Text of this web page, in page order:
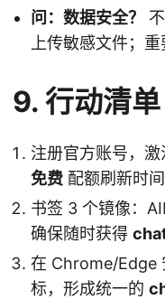
问：数据安全？
上传敏感文件；重
9. 行动清单
注册官方账号，
免费 配额刷新时间
书签 3 个镜像：
确保随时获得
在 Chrome/Edge
标，形成统一的